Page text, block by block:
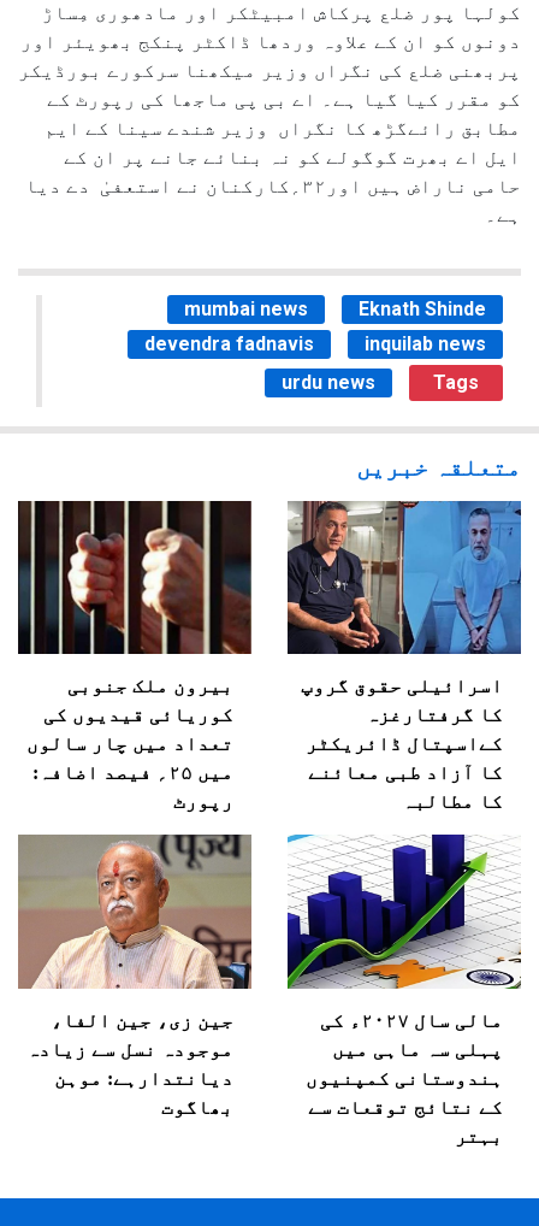
کولہا پور ضلع پرکاش امبیٹکر اور مادھوری مِساڑ
دونوں کو ان کے علاوہ وردھا ڈاکٹر پنکج بھویئر اور
پربھنی ضلع کی نگراں وزیر میکھنا سرکورے بورڈیکر
کو مقرر کیا گیا ہے۔ اے بی پی ماجھا کی رپورٹ کے
مطابق رائےگڑھ کا نگراں وزیر شندے سینا کے ایم
ایل اے بھرت گوگولے کو نہ بنائے جانے پر ان کے
حامی ناراض ہیں اور۳۲؍کارکنان نے استعفیٰ دے دیا
ہے۔
mumbai news
Eknath Shinde
devendra fadnavis
inquilab news
urdu news
Tags
متعلقہ خبریں
اسرائیلی حقوق گروپ
کا گرفتارغزہ
کےاسپتال ڈائریکٹر
کا آزاد طبی معائنے
کا مطالبہ
بیرون ملک جنوبی
کوریائی قیدیوں کی
تعداد میں چار سالوں
میں ۲۵؍ فیصد اضافہ:
رپورٹ
مالی سال ۲۰۲۷ء کی
پہلی سہ ماہی میں
ہندوستانی کمپنیوں
کے نتائج توقعات سے
بہتر
جین زی، جین الفا،
موجودہ نسل سے زیادہ
دیانتدارہے: موہن
بھاگوت